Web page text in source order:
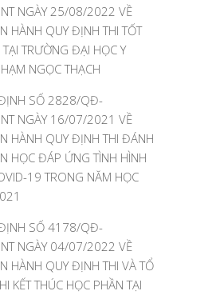
NGÀY 25/08/2022 VỀ
HÀNH QUY ĐỊNH THI TỐT
TẠI TRƯỜNG ĐẠI HỌC Y
NGỌC THẠCH
ĐỊNH SỐ 2828/QĐ-
NGÀY 16/07/2021 VỀ
HÀNH QUY ĐỊNH THI ĐÁNH
HỌC ĐÁP ỨNG TÌNH HÌNH
19 TRONG NĂM HỌC
ĐỊNH SỐ 4178/QĐ-
NGÀY 04/07/2022 VỀ
HÀNH QUY ĐỊNH THI VÀ TỔ
KẾT THÚC HỌC PHẦN TẠI